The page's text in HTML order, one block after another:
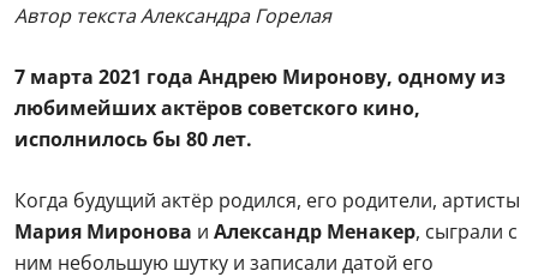
Автор текста Александра Горелая
7 марта 2021 года Андрею Миронову, одному из
любимейших актёров советского кино,
исполнилось бы 80 лет.
Когда будущий актёр родился, его родители, артисты
Мария Миронова и Александр Менакер, сыграли с
ним небольшую шутку и записали датой его